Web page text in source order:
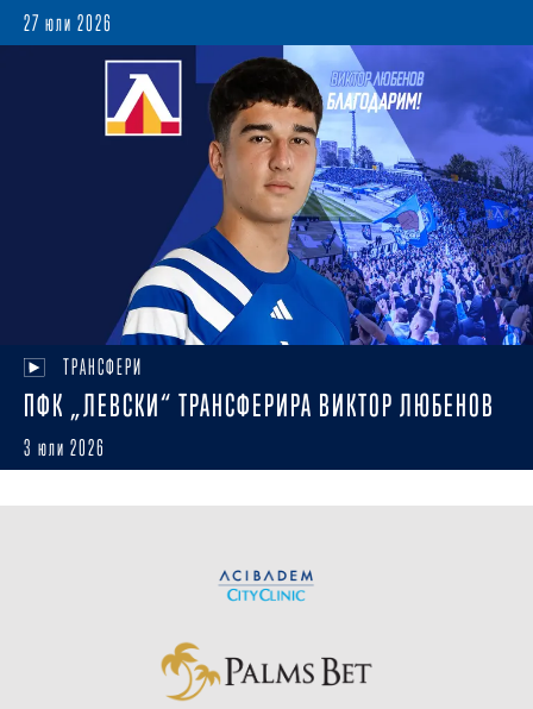
27 юли 2026
ТРАНСФЕРИ
ПФК „ЛЕВСКИ“ ТРАНСФЕРИРА ВИКТОР ЛЮБЕНОВ
3 юли 2026